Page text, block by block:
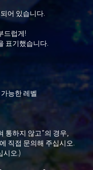
어 있습니다.
드럽게!
표기했습니다.
능한 레벨
통하지 않고”의 경우,
직접 문의해 주십시오.
시오.)